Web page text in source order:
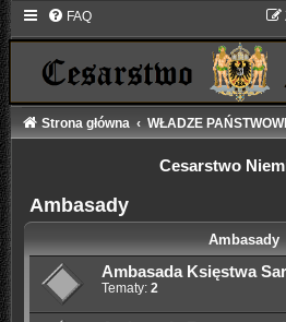
FAQ
Strona główna WŁADZE
Cesarstwo
Ambasady
Ambasady
Ambasada Księstwa
Tematy: 2